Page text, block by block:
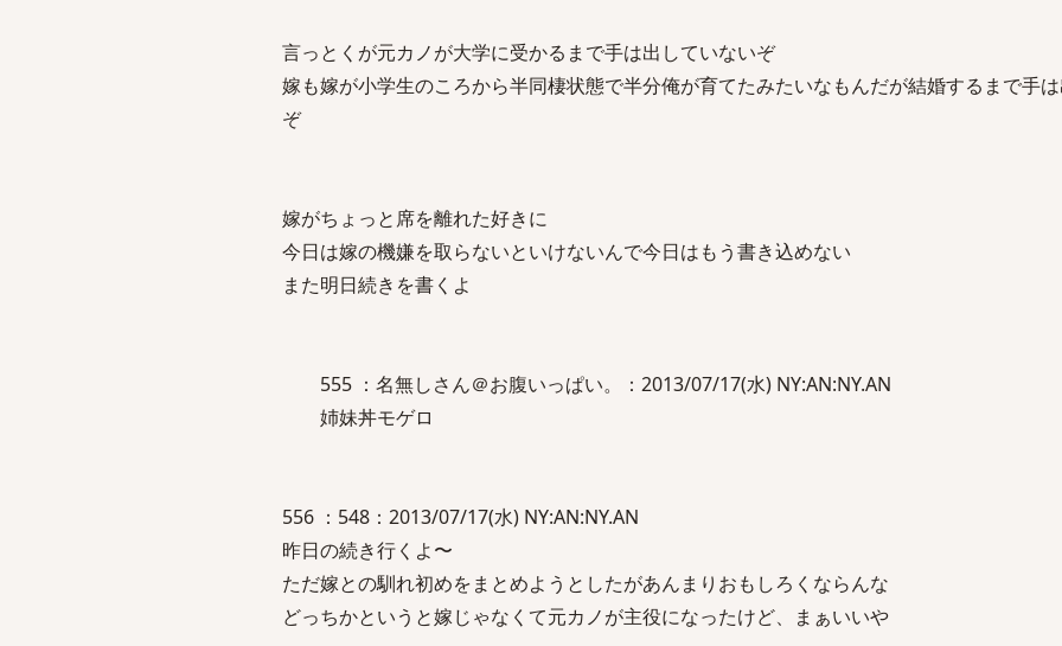
言っとくが元カノが大学に受かるまで手は出していないぞ
嫁も嫁が小学生のころから半同棲状態で半分俺が育てたみたいなもんだが結婚するまで手
ぞ
嫁がちょっと席を離れた好きに
今日は嫁の機嫌を取らないといけないんで今日はもう書き込めない
また明日続きを書くよ
555 ：名無しさん＠お腹いっぱい。：2013/07/17(水) NY:AN:NY.AN
姉妹丼モゲロ
556 ：548：2013/07/17(水) NY:AN:NY.AN
昨日の続き行くよ〜
ただ嫁との馴れ初めをまとめようとしたがあんまりおもしろくならんな
どっちかというと嫁じゃなくて元カノが主役になったけど、まぁいいや